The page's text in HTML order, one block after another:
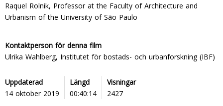
Raquel Rolnik, Professor at the Faculty of Architecture and
Urbanism of the University of São Paulo
Kontaktperson för denna film
Ulrika Wahlberg, Institutet för bostads- och urbanforskning (IBF)
Uppdaterad
14 oktober 2019
Längd
00:40:14
Visningar
2427